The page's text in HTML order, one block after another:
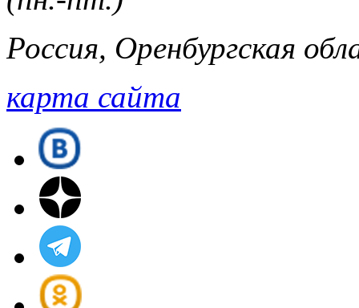
Россия, Оренбургская
карта сайта